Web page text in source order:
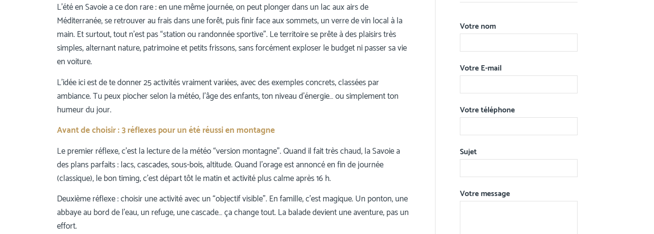
L’été en Savoie a ce don rare : en une même journée, on peut plonger dans un lac aux airs de
Méditerranée, se retrouver au frais dans une forêt, puis finir face aux sommets, un verre de vin local à la
main. Et surtout, tout n’est pas “station ou randonnée sportive”. Le territoire se prête à des plaisirs très
simples, alternant nature, patrimoine et petits frissons, sans forcément exploser le budget ni passer sa vie
en voiture.
L’idée ici est de te donner 25 activités vraiment variées, avec des exemples concrets, classées par
ambiance. Tu peux piocher selon la météo, l’âge des enfants, ton niveau d’énergie… ou simplement ton
humeur du jour.
Avant de choisir : 3 réflexes pour un été réussi en montagne
Le premier réflexe, c’est la lecture de la météo “version montagne”. Quand il fait très chaud, la Savoie a
des plans parfaits : lacs, cascades, sous-bois, altitude. Quand l’orage est annoncé en fin de journée
(classique), le bon timing, c’est départ tôt le matin et activité plus calme après 16 h.
Deuxième réflexe : choisir une activité avec un “objectif visible”. En famille, c’est magique. Un ponton, une
abbaye au bord de l’eau, un refuge, une cascade… ça change tout. La balade devient une aventure, pas un
effort.
Votre nom
Votre E-mail
Votre téléphone
Sujet
Votre message